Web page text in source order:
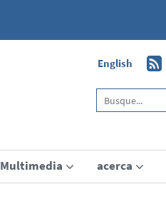
English
Multimedia acerca